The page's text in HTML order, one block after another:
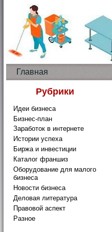
Главная
Рубрики
Идеи бизнеса
Бизнес-план
Заработок в интернете
Истории успеха
Биржа и инвестиции
Каталог франшиз
Оборудование для малого
бизнеса
Новости бизнеса
Деловая литература
Правовой аспект
Разное